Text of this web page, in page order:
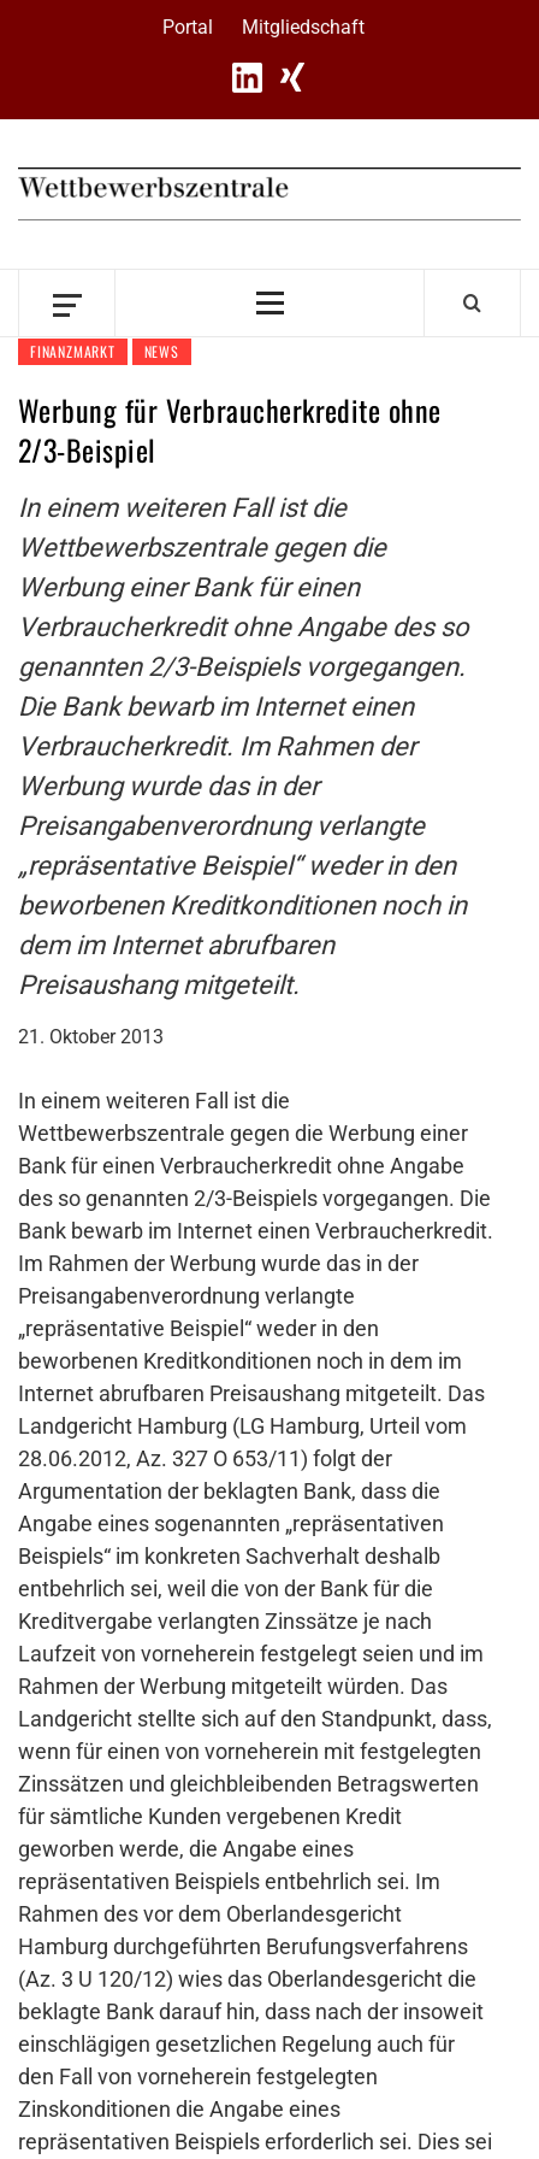
Portal Mitgliedschaft
Primary
FINANZMARKT NEWS
Werbung für Verbraucherkredite ohne
2/3-Beispiel
In einem weiteren Fall ist die
Wettbewerbszentrale gegen die
Werbung einer Bank für einen
Verbraucherkredit ohne Angabe des so
genannten 2/3-Beispiels vorgegangen.
Die Bank bewarb im Internet einen
Verbraucherkredit. Im Rahmen der
Werbung wurde das in der
Preisangabenverordnung verlangte
„repräsentative Beispiel“ weder in den
beworbenen Kreditkonditionen noch in
dem im Internet abrufbaren
Preisaushang mitgeteilt.
21. Oktober 2013
In einem weiteren Fall ist die
Wettbewerbszentrale gegen die Werbung einer
Bank für einen Verbraucherkredit ohne Angabe
des so genannten 2/3-Beispiels vorgegangen. Die
Bank bewarb im Internet einen Verbraucherkredit.
Im Rahmen der Werbung wurde das in der
Preisangabenverordnung verlangte
„repräsentative Beispiel“ weder in den
beworbenen Kreditkonditionen noch in dem im
Internet abrufbaren Preisaushang mitgeteilt. Das
Landgericht Hamburg (LG Hamburg, Urteil vom
28.06.2012, Az. 327 O 653/11) folgt der
Argumentation der beklagten Bank, dass die
Angabe eines sogenannten „repräsentativen
Beispiels“ im konkreten Sachverhalt deshalb
entbehrlich sei, weil die von der Bank für die
Kreditvergabe verlangten Zinssätze je nach
Laufzeit von vorneherein festgelegt seien und im
Rahmen der Werbung mitgeteilt würden. Das
Landgericht stellte sich auf den Standpunkt, dass,
wenn für einen von vorneherein mit festgelegten
Zinssätzen und gleichbleibenden Betragswerten
für sämtliche Kunden vergebenen Kredit
geworben werde, die Angabe eines
repräsentativen Beispiels entbehrlich sei. Im
Rahmen des vor dem Oberlandesgericht
Hamburg durchgeführten Berufungsverfahrens
(Az. 3 U 120/12) wies das Oberlandesgericht die
beklagte Bank darauf hin, dass nach der insoweit
einschlägigen gesetzlichen Regelung auch für
den Fall von vorneherein festgelegten
Zinskonditionen die Angabe eines
repräsentativen Beispiels erforderlich sei. Dies sei